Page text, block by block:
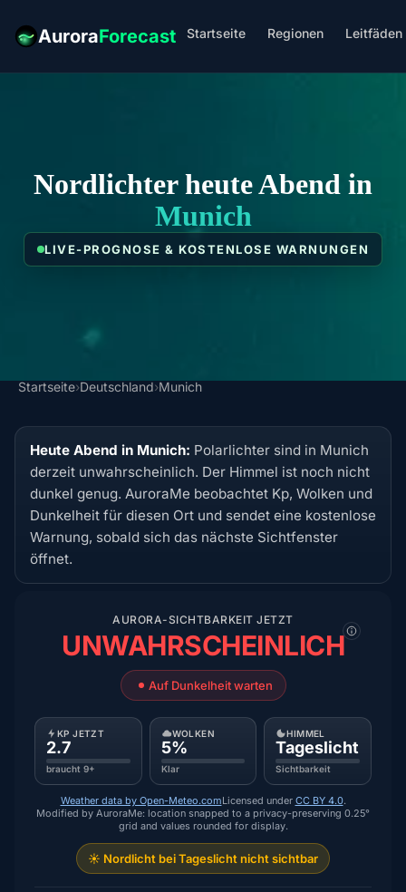
AuroraForecast Startseite Regionen Leitfäden
Nordlichter heute Abend in
Munich
LIVE-PROGNOSE & KOSTENLOSE WARNUNGEN
Startseite›Deutschland›Munich
Heute Abend in Munich: Polarlichter sind in Munich
derzeit unwahrscheinlich. Der Himmel ist noch nicht
dunkel genug. AuroraMe beobachtet Kp, Wolken und
Dunkelheit für diesen Ort und sendet eine kostenlose
Warnung, sobald sich das nächste Sichtfenster
öffnet.
AURORA-SICHTBARKEIT JETZT
UNWAHRSCHEINLICH
Auf Dunkelheit warten
KP JETZT
2.7
braucht 9+
WOLKEN
5%
Klar
HIMMEL
Tageslicht
Sichtbarkeit
Weather data by Open-Meteo.comLicensed under CC BY 4.0.
Modified by AuroraMe: location snapped to a privacy-preserving 0.25°
grid and values rounded for display.
☀️ Nordlicht bei Tageslicht nicht sichtbar